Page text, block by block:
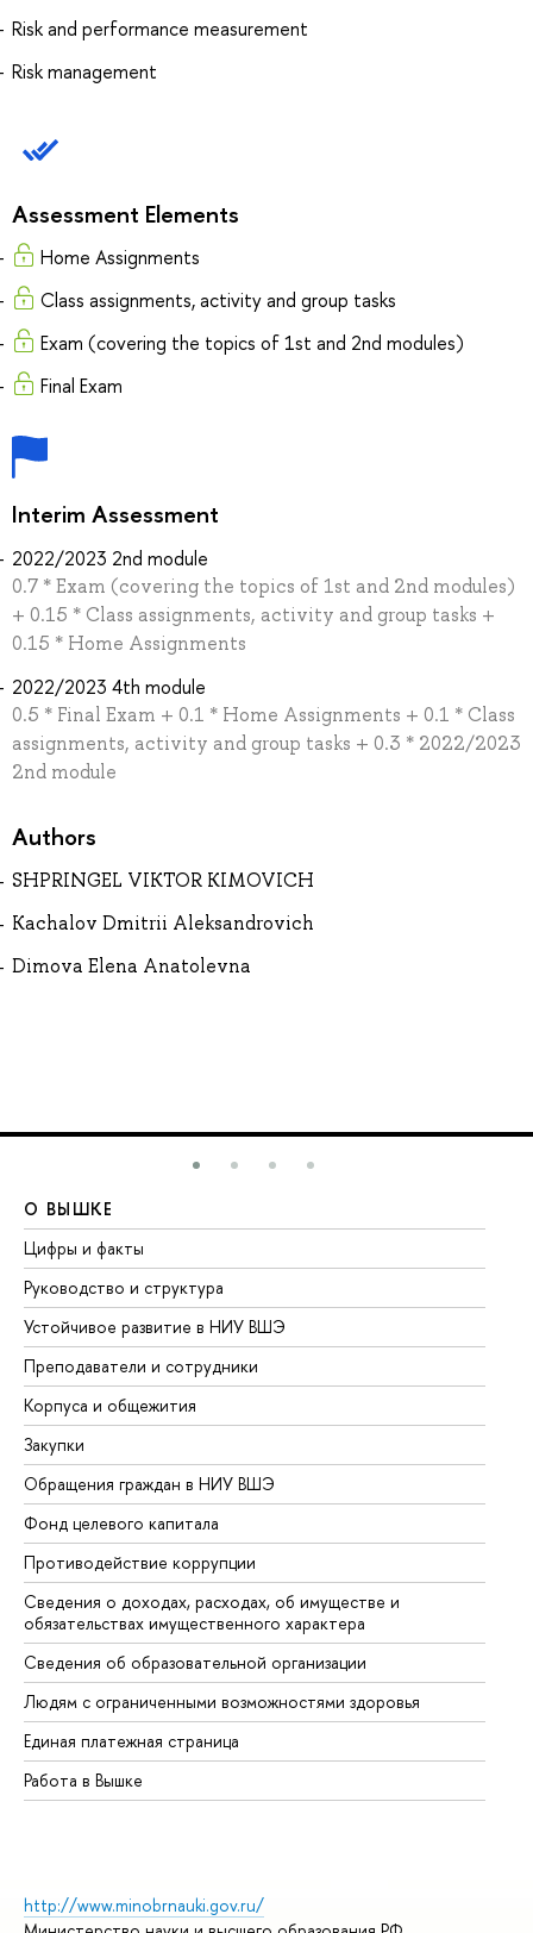
Risk and performance measurement
Risk management
Assessment Elements
Home Assignments
Class assignments, activity and group tasks
Exam (covering the topics of 1st and 2nd modules)
Final Exam
Interim Assessment
2022/2023 2nd module
0.7 * Exam (covering the topics of 1st and 2nd modules)
+ 0.15 * Class assignments, activity and group tasks +
0.15 * Home Assignments
2022/2023 4th module
0.5 * Final Exam + 0.1 * Home Assignments + 0.1 * Class
assignments, activity and group tasks + 0.3 * 2022/2023
2nd module
Authors
SHPRINGEL VIKTOR KIMOVICH
Kachalov Dmitrii Aleksandrovich
Dimova Elena Anatolevna
О ВЫШКЕ
Цифры и факты
Руководство и структура
Устойчивое развитие в НИУ ВШЭ
Преподаватели и сотрудники
Корпуса и общежития
Закупки
Обращения граждан в НИУ ВШЭ
Фонд целевого капитала
Противодействие коррупции
Сведения о доходах, расходах, об имуществе и
обязательствах имущественного характера
Сведения об образовательной организации
Людям с ограниченными возможностями здоровья
Единая платежная страница
Работа в Вышке
http://www.minobrnauki.gov.ru/